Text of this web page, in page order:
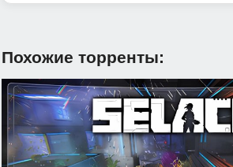
Похожие торренты: